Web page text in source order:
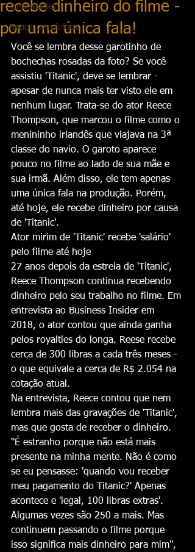
Curiosidades
Notícia com fofoca
recebe dinheiro do filme -
por uma única fala!
Você se lembra desse garotinho de
bochechas rosadas da foto? Se você
assistiu 'Titanic', deve se lembrar -
apesar de nunca mais ter visto ele em
nenhum lugar. Trata-se do ator Reece
Thompson, que marcou o filme como o
menininho irlandês que viajava na 3ª
classe do navio. O garoto aparece
pouco no filme ao lado de sua mãe e
sua irmã. Além disso, ele tem apenas
uma única fala na produção. Porém,
até hoje, ele recebe dinheiro por causa
de 'Titanic'.
Ator mirim de 'Titanic' recebe 'salário'
pelo filme até hoje
27 anos depois da estreia de 'Titanic',
Reece Thompson continua recebendo
dinheiro pelo seu trabalho no filme. Em
entrevista ao Business Insider em
2018, o ator contou que ainda ganha
pelos royalties do longa. Reese recebe
cerca de 300 libras a cada três meses -
o que equivale a cerca de R$ 2.054 na
cotação atual.
Na entrevista, Reece contou que nem
lembra mais das gravações de 'Titanic',
mas que gosta de receber o dinheiro.
"É estranho porque não está mais
presente na minha mente. Não é como
se eu pensasse: 'quando vou receber
meu pagamento do Titanic?' Apenas
acontece e 'legal, 100 libras extras'.
Algumas vezes são 250 a mais. Mas
continuem passando o filme porque
isso significa mais dinheiro para mim",